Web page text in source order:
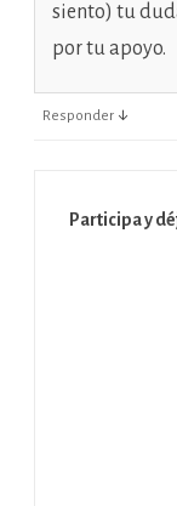
siento) tu
por tu apoyo.
Responder ↓
Participa y